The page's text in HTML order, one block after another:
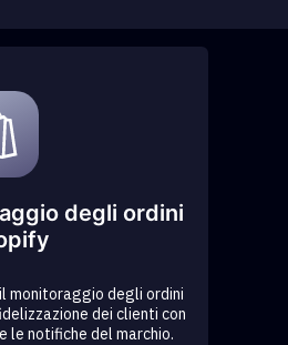
degli ordini
monitoraggio degli ordini
dei clienti con
le notifiche del marchio.